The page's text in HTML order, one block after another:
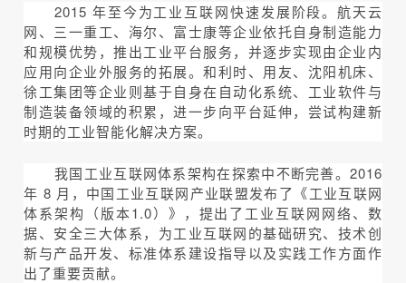
2015 年至今为工业互联网快速发展阶段。航天云
网、三一重工、海尔、富士康等企业依托自身制造能力
和规模优势，推出工业平台服务，并逐步实现由企业内
应用向企业外服务的拓展。和利时、用友、沈阳机床、
徐工集团等企业则基于自身在自动化系统、工业软件与
制造装备领域的积累，进一步向平台延伸，尝试构建新
时期的工业智能化解决方案。
我国工业互联网体系架构在探索中不断完善。2016
年 8 月，中国工业互联网产业联盟发布了《工业互联网
体系架构（版本1.0）》，提出了工业互联网网络、数
据、安全三大体系，为工业互联网的基础研究、技术创
新与产品开发、标准体系建设指导以及实践工作方面作
出了重要贡献。